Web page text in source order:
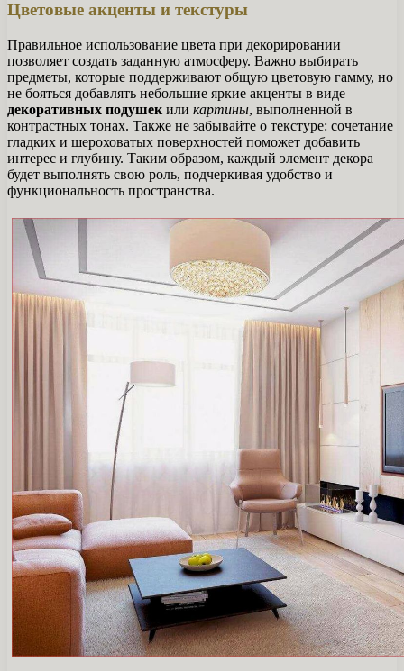
Цветовые акценты и текстуры
Правильное использование цвета при декорировании
позволяет создать заданную атмосферу. Важно выбирать
предметы, которые поддерживают общую цветовую гамму, но
не бояться добавлять небольшие яркие акценты в виде
декоративных подушек или картины, выполненной в
контрастных тонах. Также не забывайте о текстуре: сочетание
гладких и шероховатых поверхностей поможет добавить
интерес и глубину. Таким образом, каждый элемент декора
будет выполнять свою роль, подчеркивая удобство и
функциональность пространства.